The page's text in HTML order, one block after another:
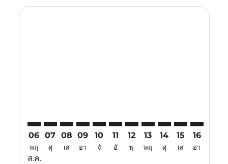
06
พฤ
ส.ค.
07
ศุ
08
เส
09
อา
10
จั
11
อั
12
พุ
13
พฤ
14
ศุ
15
เส
16
อา